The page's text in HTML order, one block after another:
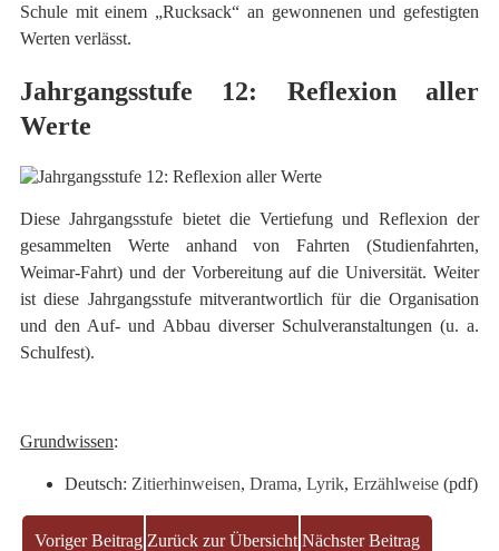
Schule mit einem „Rucksack“ an gewonnenen und gefestigten
Werten verlässt.
Jahrgangsstufe 12: Reflexion aller
Werte
Diese Jahrgangsstufe bietet die Vertiefung und Reflexion der
gesammelten Werte anhand von Fahrten (Studienfahrten,
Weimar-Fahrt) und der Vorbereitung auf die Universität. Weiter
ist diese Jahrgangsstufe mitverantwortlich für die Organisation
und den Auf- und Abbau diverser Schulveranstaltungen (u. a.
Schulfest).
Grundwissen:
Deutsch: Zitierhinweisen, Drama, Lyrik, Erzählweise (pdf)
Voriger Beitrag Zurück zur Übersicht Nächster Beitrag